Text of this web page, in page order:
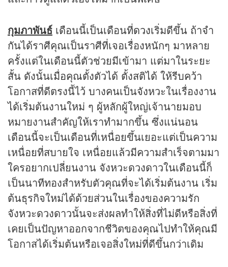
กุมภาพันธ์ เดือนนี้เป็นเดือนที่ดวงเริ่มดีขึ้น ถ้าจำ
กันได้ราศีคุณเป็นราศีที่เจอเรื่องหนักๆ มาหลาย
ครั้งแต่ในเดือนนี้ตัวช่วยมีเข้ามา แต่มาในระยะ
สั้น ดังนั้นเมื่อคุณตั้งตัวได้ ตั้งสติได้ ให้รีบคว้า
โอกาสที่ดีตรงนี้ไว้ บางคนเป็นจังหวะในเรื่องงาน
ได้เริ่มต้นงานใหม่ ๆ ผู้หลักผู้ใหญ่เจ้านายมอบ
หมายงานสำคัญให้เราทำมากขึ้น ซึ่งแน่นอน
เดือนนี้จะเป็นเดือนที่เหนื่อยขึ้นเยอะแต่เป็นความ
เหนื่อยที่สบายใจ เหนื่อยแล้วมีความสำเร็จตามมา
ใครอยากเปลี่ยนงาน จังหวะดวงดาวในเดือนนี้ก็
เป็นนาทีทองสำหรับตัวคุณที่จะได้เริ่มต้นงาน เริ่ม
ต้นธุรกิจใหม่ได้ด้วยส่วนในเรื่องของความรัก
จังหวะดวงดาวนั้นจะส่งผลทำให้สิ่งที่ไม่ดีหรือสิ่งที่
เคยเป็นปัญหาออกจากชีวิตของคุณไปทำให้คุณมี
โอกาสได้เริ่มต้นหรือเจอสิ่งใหม่ที่ดีขึ้นกว่าเดิม